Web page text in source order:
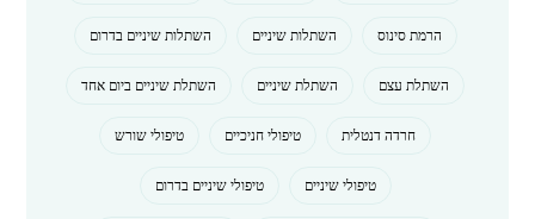
הרמת סינוס
השתלות שיניים
השתלות שיניים בדרום
השתלת עצם
השתלת שיניים
השתלת שיניים ביום אחד
חרדה דנטלית
טיפולי חניכיים
טיפולי שורש
טיפולי שיניים
טיפולי שיניים בדרום